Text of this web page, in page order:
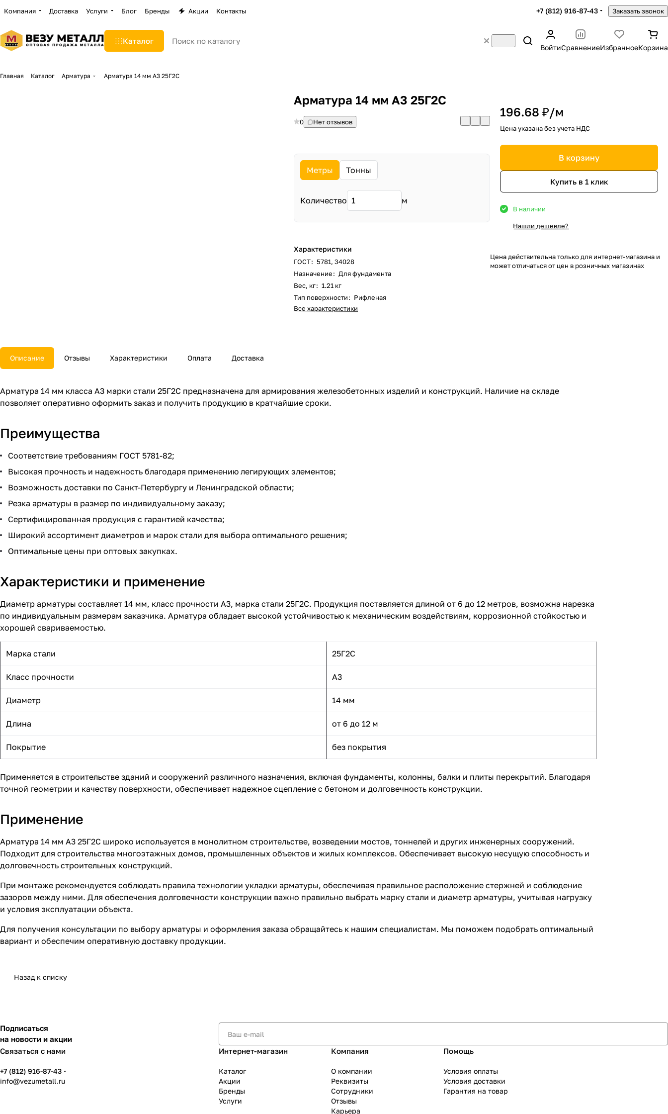
Компания Доставка Услуги Блог Бренды Акции Контакты +7 (812) 916-87-43 Заказать звонок
Каталог
ВойтиСравнениеИзбранноеКорзина
Главная Каталог Арматура Арматура 14 мм А3 25Г2С
Арматура 14 мм А3 25Г2С
0 Нет отзывов
Метры Тонны
Количество м
Характеристики
ГОСТ: 5781, 34028
Назначение: Для фундамента
Вес, кг: 1.21 кг
Тип поверхности: Рифленая
Все характеристики
196.68 ₽/м
Цена указана без учета НДС
В корзину
Купить в 1 клик
В наличии
Нашли дешевле?
Цена действительна только для интернет-магазина и
может отличаться от цен в розничных магазинах
Описание Отзывы Характеристики Оплата Доставка
Арматура 14 мм класса А3 марки стали 25Г2С предназначена для армирования железобетонных изделий и конструкций. Наличие на складе
позволяет оперативно оформить заказ и получить продукцию в кратчайшие сроки.
Преимущества
Соответствие требованиям ГОСТ 5781-82;
Высокая прочность и надежность благодаря применению легирующих элементов;
Возможность доставки по Санкт-Петербургу и Ленинградской области;
Резка арматуры в размер по индивидуальному заказу;
Сертифицированная продукция с гарантией качества;
Широкий ассортимент диаметров и марок стали для выбора оптимального решения;
Оптимальные цены при оптовых закупках.
Характеристики и применение
Диаметр арматуры составляет 14 мм, класс прочности А3, марка стали 25Г2С. Продукция поставляется длиной от 6 до 12 метров, возможна нарезка
по индивидуальным размерам заказчика. Арматура обладает высокой устойчивостью к механическим воздействиям, коррозионной стойкостью и
хорошей свариваемостью.
Марка стали 25Г2С
Класс прочности А3
Диаметр 14 мм
Длина от 6 до 12 м
Покрытие без покрытия
Применяется в строительстве зданий и сооружений различного назначения, включая фундаменты, колонны, балки и плиты перекрытий. Благодаря
точной геометрии и качеству поверхности, обеспечивает надежное сцепление с бетоном и долговечность конструкции.
Применение
Арматура 14 мм А3 25Г2С широко используется в монолитном строительстве, возведении мостов, тоннелей и других инженерных сооружений.
Подходит для строительства многоэтажных домов, промышленных объектов и жилых комплексов. Обеспечивает высокую несущую способность и
долговечность строительных конструкций.
При монтаже рекомендуется соблюдать правила технологии укладки арматуры, обеспечивая правильное расположение стержней и соблюдение
зазоров между ними. Для обеспечения долговечности конструкции важно правильно выбрать марку стали и диаметр арматуры, учитывая нагрузку
и условия эксплуатации объекта.
Для получения консультации по выбору арматуры и оформления заказа обращайтесь к нашим специалистам. Мы поможем подобрать оптимальный
вариант и обеспечим оперативную доставку продукции.
Назад к списку
Подписаться
на новости и акции
Связаться с нами
+7 (812) 916-87-43
info@vezumetall.ru
Интернет-магазин
Каталог
Акции
Бренды
Услуги
Компания
О компании
Реквизиты
Сотрудники
Отзывы
Карьера
Помощь
Условия оплаты
Условия доставки
Гарантия на товар